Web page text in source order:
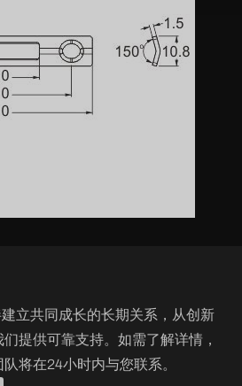
立共同成长的长期关系，从创新
提供可靠支持。如需了解详情，
将在24小时内与您联系。